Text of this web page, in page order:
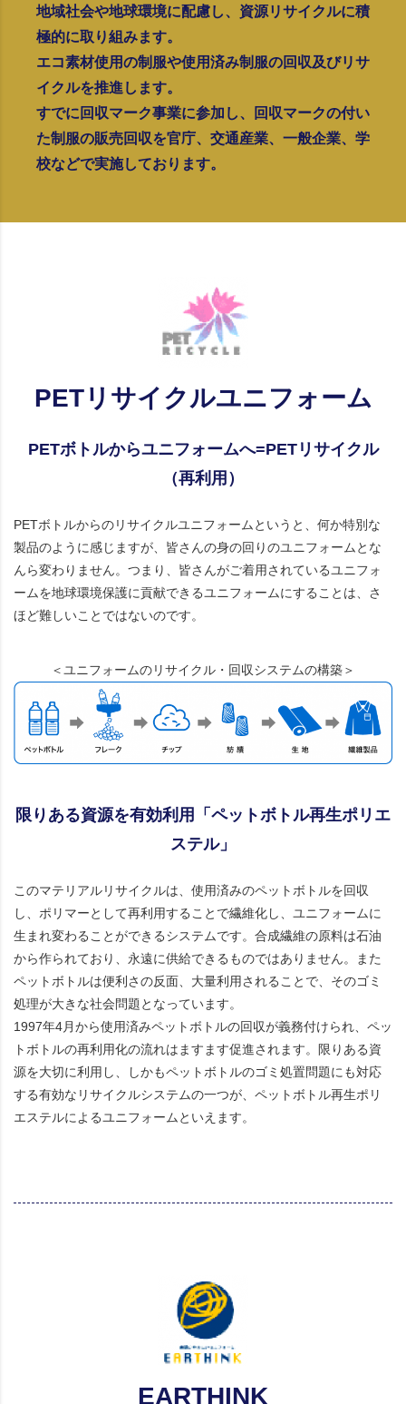
地域社会や地球環境に配慮し、資源リサイクルに積
極的に取り組みます。
エコ素材使用の制服や使用済み制服の回収及びリサ
イクルを推進します。
すでに回収マーク事業に参加し、回収マークの付い
た制服の販売回収を官庁、交通産業、一般企業、学
校などで実施しております。
PETリサイクルユニフォーム
PETボトルからユニフォームへ=PETリサイクル
（再利用）
PETボトルからのリサイクルユニフォームというと、何か特別な
製品のように感じますが、皆さんの身の回りのユニフォームとな
んら変わりません。つまり、皆さんがご着用されているユニフォ
ームを地球環境保護に貢献できるユニフォームにすることは、さ
ほど難しいことではないのです。
＜ユニフォームのリサイクル・回収システムの構築＞
限りある資源を有効利用「ペットボトル再生ポリエ
ステル」
このマテリアルリサイクルは、使用済みのペットボトルを回収
し、ポリマーとして再利用することで繊維化し、ユニフォームに
生まれ変わることができるシステムです。合成繊維の原料は石油
から作られており、永遠に供給できるものではありません。また
ペットボトルは便利さの反面、大量利用されることで、そのゴミ
処理が大きな社会問題となっています。
1997年4月から使用済みペットボトルの回収が義務付けられ、ペッ
トボトルの再利用化の流れはますます促進されます。限りある資
源を大切に利用し、しかもペットボトルのゴミ処置問題にも対応
する有効なリサイクルシステムの一つが、ペットボトル再生ポリ
エステルによるユニフォームといえます。
EARTHINK